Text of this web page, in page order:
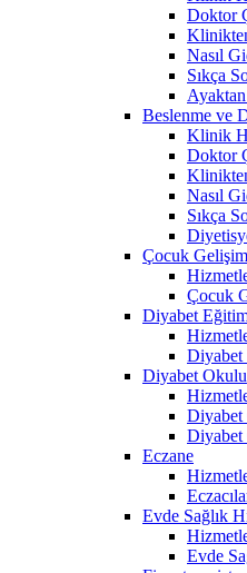
Doktor
Nasıl
Sıkça
Beslenme ve
Klinik
Doktor
Nasıl
Sıkça
Çocuk
Çocuk
Diyabet
Diyabet
Diyabet Okulu
Diyabet
Diyabet
Eczane
Evde Sağlık
Evde